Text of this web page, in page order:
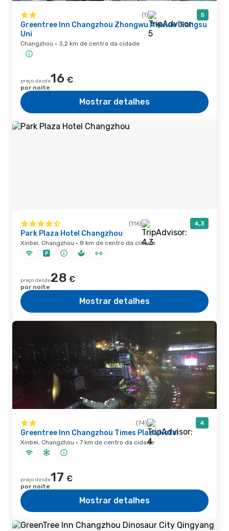
(1) 5
Greentree Inn Changzhou Zhongwu Avenue Jiangsu
Uni
Changzhou · 3,2 km de centro da cidade
preço desde16 €
por noite
Mostrar detalhes
(116) 4,3
Park Plaza Hotel Changzhou
Xinbei, Changzhou · 8 km de centro da cidade
preço desde28 €
por noite
Mostrar detalhes
(74) 4
Greentree Inn Changzhou Times Plaza Hotel
Xinbei, Changzhou · 7 km de centro da cidade
preço desde17 €
por noite
Mostrar detalhes